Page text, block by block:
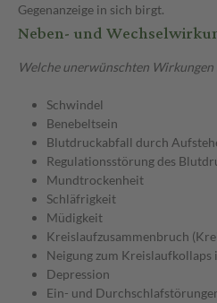
Gegenanzeige in sich birgt.
Neben- und
Welche unerwünschten
Schwindel
Benebeltsein
Blutdruckabfall durch
Regulationsstörung des
Mundtrockenheit
Schläfrigkeit
Müdigkeit
Kreislaufzusammenbruch
Neigung zum
Depression
Ein- und